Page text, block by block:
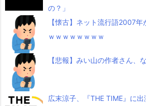
の？」
【懐古】ネット流行語2007
ｗｗｗｗｗｗｗｗ
【悲報】みい山の作者さん、
広末涼子、『THE TIME』に